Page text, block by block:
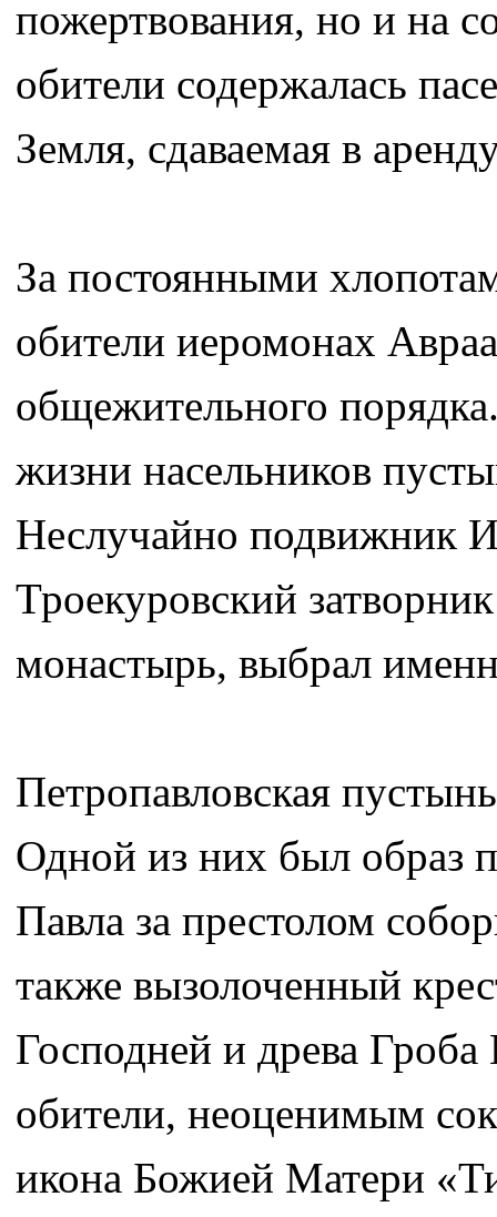
пожертвования, но и на
обители содержалась
Земля, сдаваемая в
За постоянными
обители иеромонах
общежительного
жизни насельников
Неслучайно подвижник
Троекуровский
монастырь, выбрал
Петропавловская
Одной из них был образ
Павла за престолом
также вызолоченный
Господней и древа
обители, неоценимым
икона Божией Матери